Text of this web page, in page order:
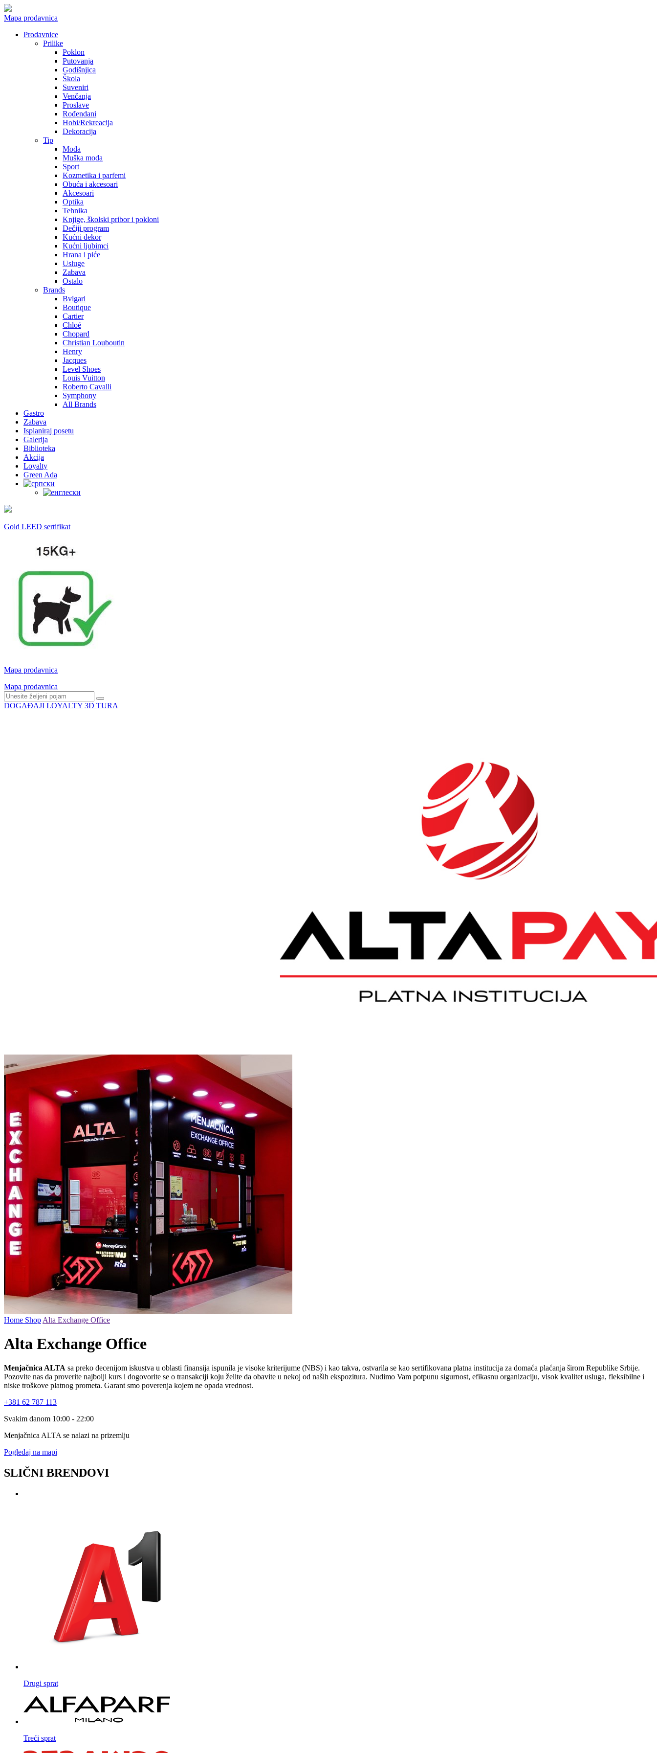
Mapa prodavnica
Prodavnice
Prilike
Poklon
Putovanja
Godišnjica
Škola
Suveniri
Venčanja
Proslave
Rođendani
Hobi/Rekreacija
Dekoracija
Tip
Moda
Muška moda
Sport
Kozmetika i parfemi
Obuća i akcesoari
Akcesoari
Optika
Tehnika
Knjige, školski pribor i pokloni
Dečiji program
Kućni dekor
Kućni ljubimci
Hrana i piće
Usluge
Zabava
Ostalo
Brands
Bvlgari
Boutique
Cartier
Chloé
Chopard
Christian Louboutin
Henry
Jacques
Level Shoes
Louis Vuitton
Roberto Cavalli
Symphony
All Brands
Gastro
Zabava
Isplaniraj posetu
Galerija
Biblioteka
Akcija
Loyalty
Green Ada
Gold LEED sertifikat
Mapa prodavnica
Mapa prodavnica
DOGAĐAJI LOYALTY 3D TURA
Home Shop Alta Exchange Office
Alta Exchange Office
Menjačnica ALTA sa preko decenijom iskustva u oblasti finansija ispunila je visoke kriterijume (NBS) i kao takva, ostvarila se kao sertifikovana platna institucija za domaća plaćanja širom Republike Srbije.
Pozovite nas da proverite najbolji kurs i dogovorite se o transakciji koju želite da obavite u nekoj od naših ekspozitura. Nudimo Vam potpunu sigurnost, efikasnu organizaciju, visok kvalitet usluga, fleksibilne i
niske troškove platnog prometa. Garant smo poverenja kojem ne opada vrednost.
+381 62 787 113
Svakim danom 10:00 - 22:00
Menjačnica ALTA se nalazi na prizemlju
Pogledaj na mapi
SLIČNI BRENDOVI
Drugi sprat
Treći sprat